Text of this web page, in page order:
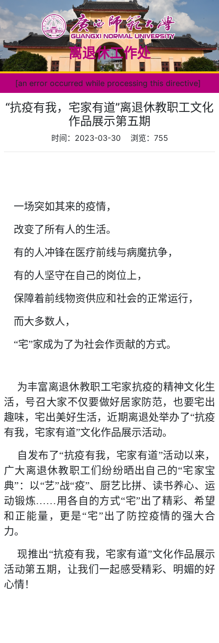
离退休工作处
[an error occurred while processing this directive]
“抗疫有我，宅家有道”离退休教职工文化
作品展示第五期
时间：2023-03-30 浏览： 755
一场突如其来的疫情，
改变了所有人的生活。
有的人冲锋在医疗前线与病魔抗争，
有的人坚守在自己的岗位上，
保障着前线物资供应和社会的正常运行，
而大多数人，
“宅”家成为了为社会作贡献的方式。
为丰富离退休教职工宅家抗疫的精神文化生
活，号召大家不仅要做好居家防范，也要宅出
趣味，宅出美好生活，近期离退处举办了“抗疫
有我，宅家有道”文化作品展示活动。
自发布了“抗疫有我，宅家有道”活动以来，
广大离退休教职工们纷纷晒出自己的“宅家宝
典”：以“艺”战“疫”、厨艺比拼、读书养心、运
动锻炼……用各自的方式“宅”出了精彩、希望
和正能量，更是“宅”出了防控疫情的强大合
力。
现推出“抗疫有我，宅家有道”文化作品展示
活动第五期，让我们一起感受精彩、明媚的好
心情！